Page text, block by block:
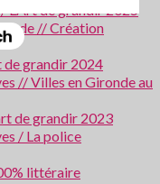
L’Art de grandir 2025
// Création
de grandir 2024
// Villes en Gironde au
de grandir 2023
/ La police
littéraire